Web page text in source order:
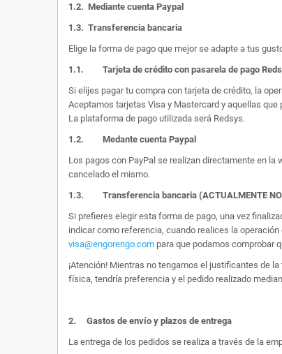
1.2. Mediante cuenta Paypal
1.3. Transferencia bancaria
Elige la forma de pago que mejor se adapte a tus
1.1. Tarjeta de crédito con pasarela de pago
Si elijes pagar tu compra con tarjeta de crédito, la
Aceptamos tarjetas Visa y Mastercard y aquellas
La plataforma de pago utilizada será Redsys.
1.2. Medante cuenta Paypal
Los pagos con PayPal se realizan directamente en la
cancelado el mismo.
1.3. Transferencia bancaria (ACTUALMENTE NO
Si prefieres elegir esta forma de pago, una vez
indicar como referencia, cuando realices la
visa@engorengo.com para que podamos comprobar
¡Atención! Mientras no tengamos el justificantes de
física, tendría preferencia y el pedido realizado
2. Gastos de envío y plazos de entrega
La entrega de los pedidos se realiza a través de la